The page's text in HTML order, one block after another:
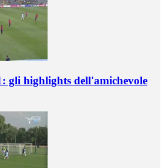
gli highlights dell'amichevole